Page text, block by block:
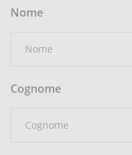
Nome
Cognome